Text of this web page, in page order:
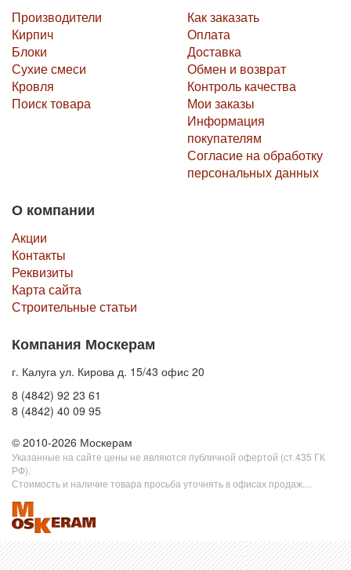
Производители
Кирпич
Блоки
Сухие смеси
Кровля
Поиск товара
Как заказать
Оплата
Доставка
Обмен и возврат
Контроль качества
Мои заказы
Информация
покупателям
Согласие на обработку
персональных данных
О компании
Акции
Контакты
Реквизиты
Карта сайта
Строительные статьи
Компания Москерам
г. Калуга ул. Кирова д. 15/43 офис 20
8 (4842) 92 23 61
8 (4842) 40 09 95
© 2010-2026 Москерам
Указанные на сайте цены не являются публичной офертой (ст.435 ГК
РФ).
Стоимость и наличие товара просьба уточнять в офисах продаж....